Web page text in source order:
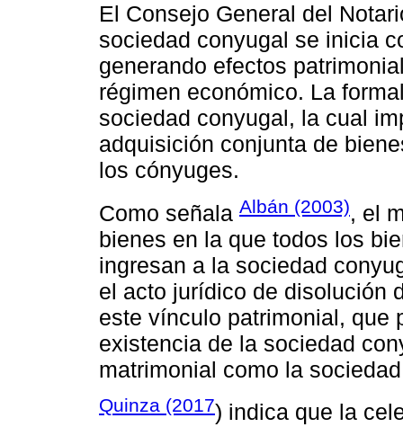
El Consejo General del
sociedad conyugal se inicia
generando efectos
régimen económico. La
sociedad conyugal, la cual
adquisición conjunta de
los cónyuges.
Como señala Albán (2003), el
bienes en la que todos los
ingresan a la sociedad
el acto jurídico de disolución
este vínculo patrimonial, que
existencia de la sociedad
matrimonial como la
Quinza (2017) indica que la